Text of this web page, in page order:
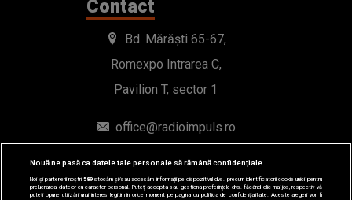
Contact
Bd. Mărăști 65-67,
Romexpo Intrarea C,
Pavilion T, sector 1
office@radioimpuls.ro
LIVE : 0754-222.999
WhatsApp: 0754-222.999
Nouă ne pasă ca datele tale personale să rămână confidențiale
Noi și partenerii noștri589stocăm și/sau accesăm informații pe dispozitivul dvs., precum identificatorii cookie unici pentru
prelucrarea datelor cu caracter personal. Puteți accepta sau gestiona preferințele dvs. făcând clic mai jos, respectiv vă
puteți opune utilizării unui interes legitim în orice moment pe pagina cu politica de confidențialitate. Aceste alegeri vor fi